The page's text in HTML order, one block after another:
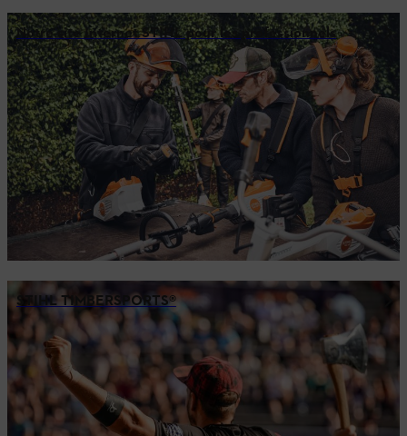
Notre site Internet STIHL pour les professionnels
STIHL TIMBERSPORTS®